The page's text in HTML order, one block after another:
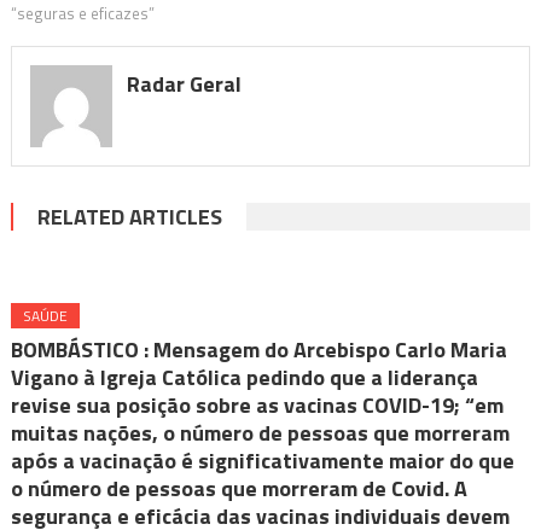
“seguras e eficazes”
Radar Geral
RELATED ARTICLES
SAÚDE
BOMBÁSTICO : Mensagem do Arcebispo Carlo Maria
Vigano à Igreja Católica pedindo que a liderança
revise sua posição sobre as vacinas COVID-19; “em
muitas nações, o número de pessoas que morreram
após a vacinação é significativamente maior do que
o número de pessoas que morreram de Covid. A
segurança e eficácia das vacinas individuais devem